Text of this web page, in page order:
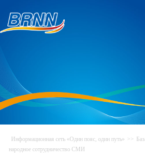
Информационная сеть «Один пояс, один путь» >>
народное сотрудничество СМИ